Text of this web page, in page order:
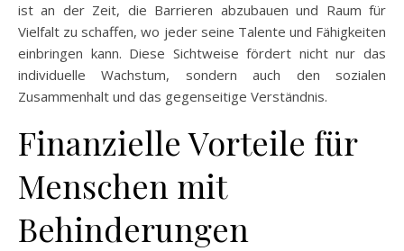
ist an der Zeit, die Barrieren abzubauen und Raum für
Vielfalt zu schaffen, wo jeder seine Talente und Fähigkeiten
einbringen kann. Diese Sichtweise fördert nicht nur das
individuelle Wachstum, sondern auch den sozialen
Zusammenhalt und das gegenseitige Verständnis.
Finanzielle Vorteile für
Menschen mit
Behinderungen